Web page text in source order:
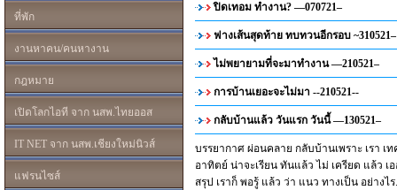
ที่พัก
งานหาคน/คนหางาน
กฎหมาย
เปิดโลกไอที จาก นสพ.ไทยออส
IT NET จาก นสพ.เชียงใหม่นิวส์
แฟรนไซส์
ปิดเทอม ทำงาน? —070721–
ฟางเส้นสุดท้าย ทบทวนอีกรอบ ~310521–
ไม่พยายามที่จะมาทำงาน —210521–
การบ้านเยอะจะไม่มา --210521--
กลับบ้านแล้ว วันแรก วันนี้ —130521–
บรรยากาศ ผ่อนคลาย กลับบ้านเพราะ เรา เ
อาทิตย์ น่าจะเรียน ทันแล้ว ไม่ เครียด แล้ว เ
สรุป เราก็ พอรู้ แล้ว ว่า แนว ทางเป็น อย่าง